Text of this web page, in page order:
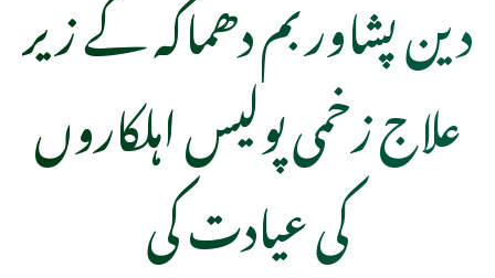
دین پشاور بم دھماکہ کے زیر
علاج زخمی پولیس اہلکاروں
کی عیادت کی